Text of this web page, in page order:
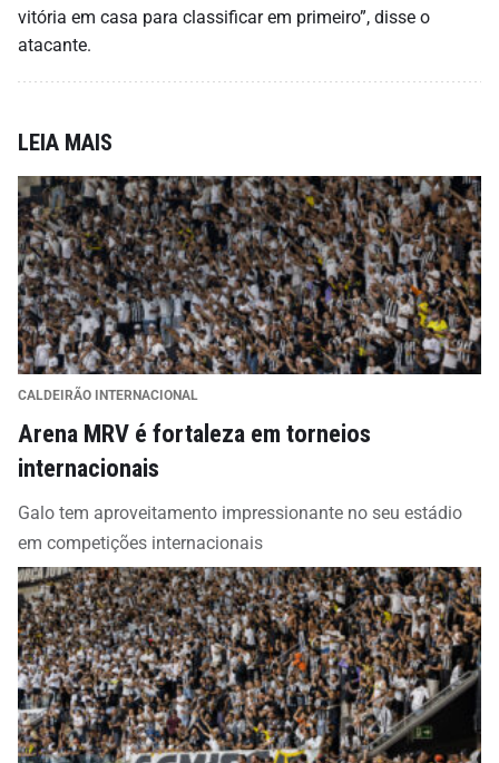
vitória em casa para classificar em primeiro”, disse o
atacante.
LEIA MAIS
CALDEIRÃO INTERNACIONAL
Arena MRV é fortaleza em torneios
internacionais
Galo tem aproveitamento impressionante no seu estádio
em competições internacionais